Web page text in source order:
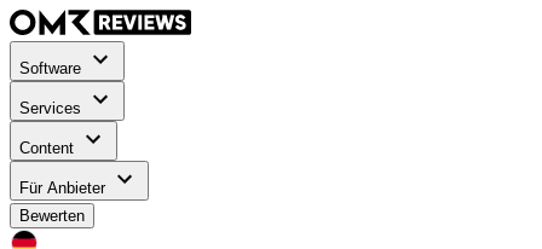
Software
Services
Content
Für Anbieter
Bewerten